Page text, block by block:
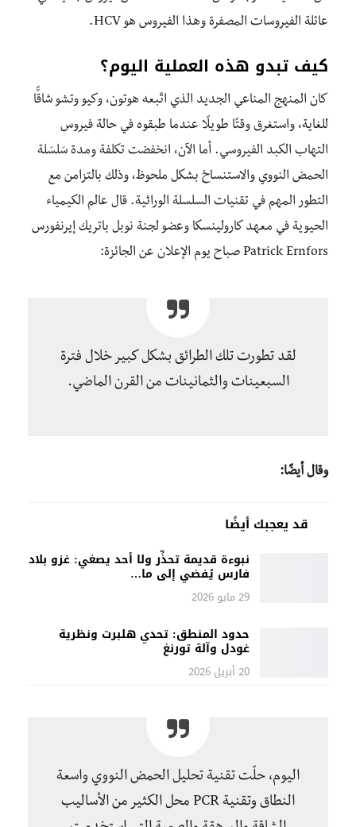
عائلة الفيروسات المصفرة وهذا الفيروس هو HCV.
كيف تبدو هذه العملية اليوم؟
كان المنهج المناعي الجديد الذي اتّبعه هوتون، وكيو وتشو شاقًّا
للغاية، واستغرق وقتًا طويلًا عندما طبقوه في حالة فيروس
التهاب الكبد الفيروسي. أما الآن، انخفضت تكلفة ومدة سَلسَلة
الحمض النووي والاستنساخ بشكل ملحوظ، وذلك بالتزامن مع
التطور المهم في تقنيات السلسلة الوراثية. قال عالم الكيمياء
الحيوية في معهد كارولينسكا وعضو لجنة نوبل باتريك إيرنفورس
Patrick Ernfors صباح يوم الإعلان عن الجائزة:
لقد تطورت تلك الطرائق بشكل كبير خلال فترة
السبعينات والثمانينات من القرن الماضي.
وقال أيضًا:
قد يعجبك أيضًا
نبوءة قديمة تحذِّر ولا أحد يصغي: غزو بلاد
فارس يُفضي إلى ما…
29 مايو 2026
حدود المنطق: تحدي هلبرت ونظرية
غودل وآلة تورنغ
20 أبريل 2026
اليوم، حلّت تقنية تحليل الحمض النووي واسعة
النطاق وتقنية PCR محل الكثير من الأساليب